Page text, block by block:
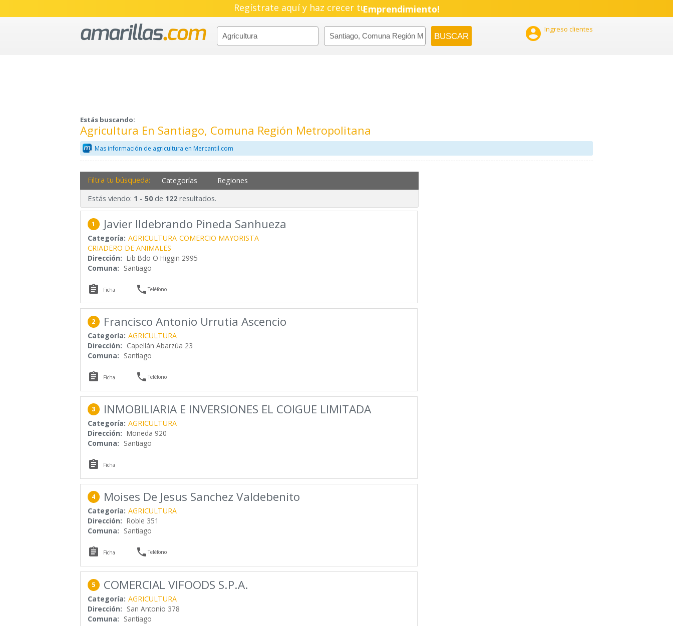
Regístrate aquí y haz crecer tuPyme!
Emprendimiento!
 Ingreso clientes
Estás buscando:
Agricultura En Santiago, Comuna Región Metropolitana
Mas información de agricultura en Mercantil.com
Filtra tu búsqueda: Categorías Regiones
Estás viendo: 1 - 50de 122resultados.
1 Javier Ildebrando Pineda Sanhueza
Categoría: AGRICULTURA COMERCIO MAYORISTA
CRIADERO DE ANIMALES
Dirección: Lib Bdo O Higgin 2995
Comuna: Santiago
 Ficha Teléfono
2 Francisco Antonio Urrutia Ascencio
Categoría: AGRICULTURA
Dirección: Capellán Abarzúa 23
Comuna: Santiago
 Ficha Teléfono
3 INMOBILIARIA E INVERSIONES EL COIGUE LIMITADA
Categoría: AGRICULTURA
Dirección: Moneda 920
Comuna: Santiago
 Ficha
4 Moises De Jesus Sanchez Valdebenito
Categoría: AGRICULTURA
Dirección: Roble 351
Comuna: Santiago
 Ficha Teléfono
5 COMERCIAL VIFOODS S.P.A.
Categoría: AGRICULTURA
Dirección: San Antonio 378
Comuna: Santiago